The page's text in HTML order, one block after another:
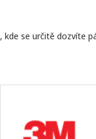
, kde se určitě dozvíte